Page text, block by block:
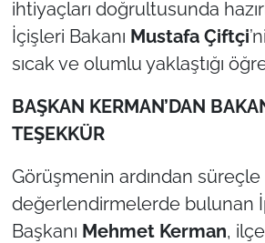
ihtiyaçları doğrultusunda
İçişleri Bakanı Mustafa Çiftçi
sıcak ve olumlu yaklaştığı
BAŞKAN KERMAN’DAN
TEŞEKKÜR
Görüşmenin ardından süreçle
değerlendirmelerde bulunan
Başkanı Mehmet Kerman,
Finans
Genel-A
Gündem-Eğitim